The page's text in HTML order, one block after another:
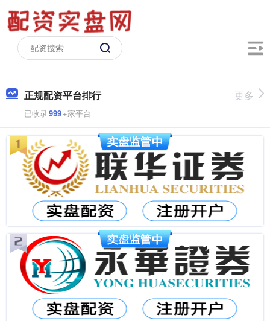
正规配资平台排行
已收录999+家平台
更多